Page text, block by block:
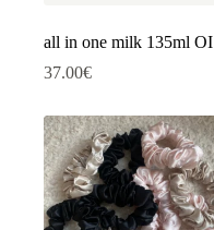
all in one milk 135ml OI
37.00€